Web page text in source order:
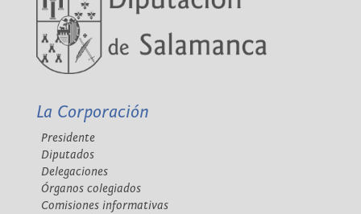
La Corporación
Presidente
Diputados
Delegaciones
Órganos colegiados
Comisiones informativas